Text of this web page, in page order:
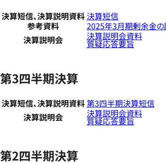
決算短信、決算説明資料決算短信
参考資料
2025年3月期剰余金の
決算説明会
決算説明会資料
質疑応答要旨
第3四半期決算
決算短信、決算説明資料第3四半期決算短信
決算説明会
決算説明会資料
質疑応答要旨
第2四半期決算